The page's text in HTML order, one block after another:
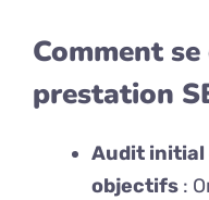
Comment
prestation
Audit initial
objectifs :